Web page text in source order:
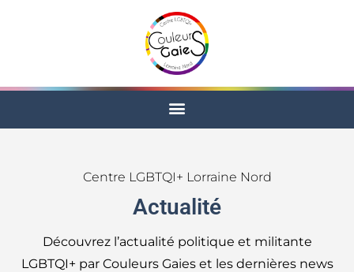
Centre LGBTQI+ Lorraine Nord
Actualité
Découvrez l’actualité politique et militante
LGBTQI+ par Couleurs Gaies et les dernières news